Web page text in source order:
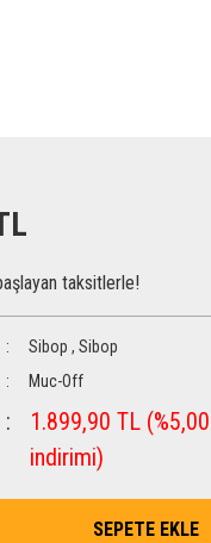
taksitlerle!
Sibop ,Sibop
Muc-Off
1.899,90 TL
indirimi)
SEPETE EKLE